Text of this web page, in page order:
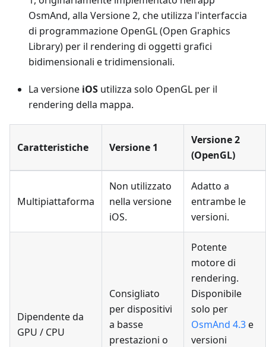
OsmAnd, alla Versione 2, che utilizza l'interfaccia
di programmazione OpenGL (Open Graphics
Library) per il rendering di oggetti grafici
bidimensionali e tridimensionali.
La versione iOS utilizza solo OpenGL per il
rendering della mappa.
Caratteristiche Versione 1
Versione 2
(OpenGL)
Multipiattaforma
Non utilizzato
nella versione
iOS.
Adatto a
entrambe le
versioni.
Dipendente da
GPU / CPU
Consigliato
per dispositivi
a basse
prestazioni o
Potente
motore di
rendering.
Disponibile
solo per
OsmAnd 4.3e
versioni